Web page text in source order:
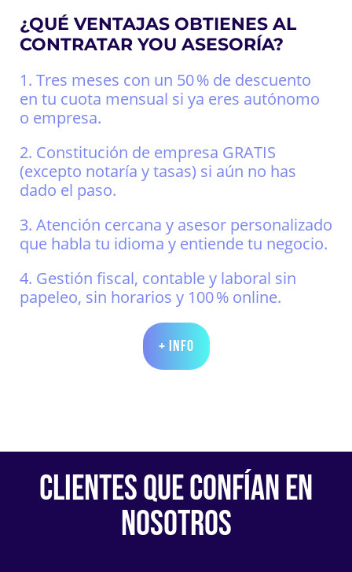
¿QUÉ VENTAJAS OBTIENES AL
CONTRATAR YOU ASESORÍA?
1. Tres meses con un 50 % de descuento
en tu cuota mensual si ya eres autónomo
o empresa.
2. Constitución de empresa GRATIS
(excepto notaría y tasas) si aún no has
dado el paso.
3. Atención cercana y asesor personalizado
que habla tu idioma y entiende tu negocio.
4. Gestión fiscal, contable y laboral sin
papeleo, sin horarios y 100 % online.
+ Info
CLIENTES QUE CONFÍAN EN
NOSOTROS